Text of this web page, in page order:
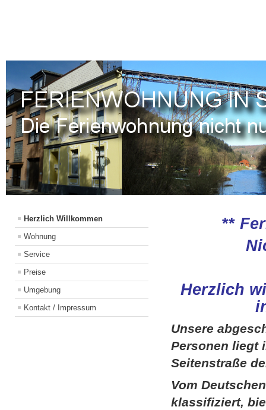
Herzlich Willkommen
Wohnung
Service
Preise
Umgebung
Kontakt / Impressum
**
Herzlich
Unsere
Personen liegt
Seitenstraße
Vom
klassifiziert,